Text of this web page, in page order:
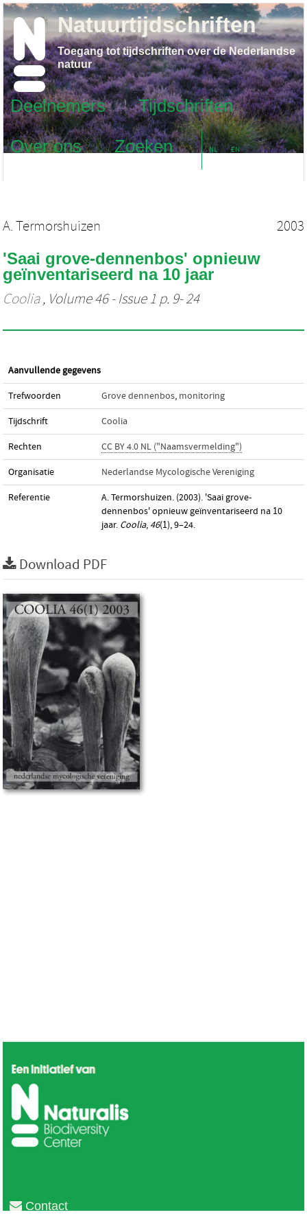
Deelnemers
Tijdschriften
Over ons
Zoeken NL EN
Natuurtijdschriften
Toegang tot tijdschriften over de Nederlandse
natuur
A. Termorshuizen 2003
'Saai grove-dennenbos' opnieuw
geïnventariseerd na 10 jaar
Coolia, Volume 46 - Issue 1 p. 9- 24
Aanvullende gegevens
Trefwoorden Grove dennenbos, monitoring
Tijdschrift Coolia
Rechten CC BY 4.0 NL ("Naamsvermelding")
Organisatie Nederlandse Mycologische Vereniging
Referentie
A. Termorshuizen. (2003). 'Saai grove-
dennenbos' opnieuw geïnventariseerd na 10
jaar. Coolia, 46(1), 9–24.
Download PDF
Contact